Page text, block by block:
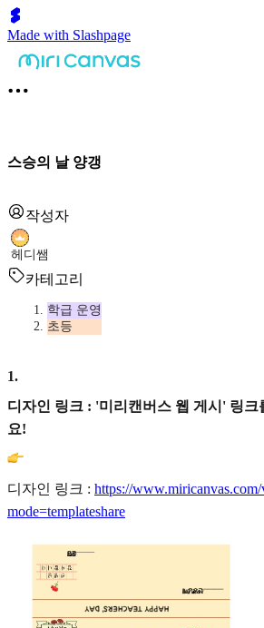
Made with Slashpage
스승의 날 양갱
작성자
헤디쌤
카테고리
학급 운영
초등
1.
디자인 링크 : '미리캔버스 웹 게시' 링크
요!
디자인 링크 : https://
mode=templateshare